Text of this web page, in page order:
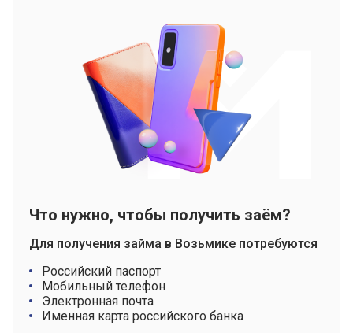
Что нужно, чтобы получить заём?
Для получения займа в Возьмике потребуются
Российский паспорт
Мобильный телефон
Электронная почта
Именная карта российского банка